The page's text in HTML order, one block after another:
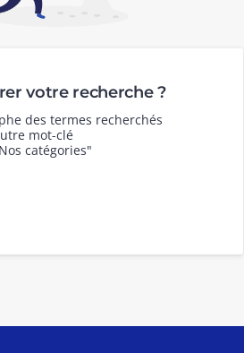
votre recherche ?
des termes recherchés
mot-clé
catégories"